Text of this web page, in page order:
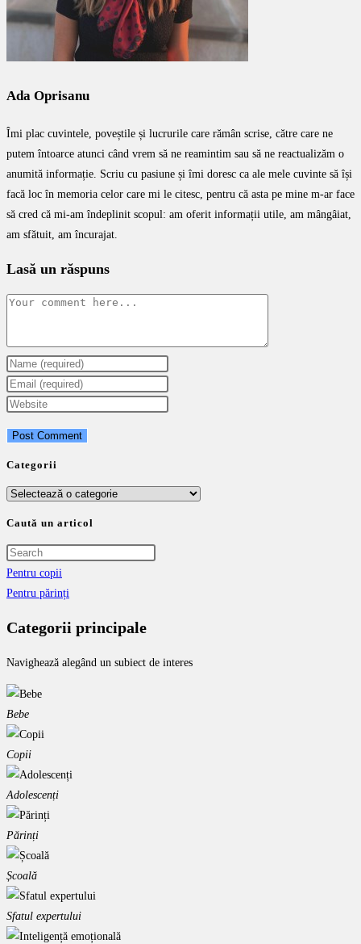
Ada Oprisanu
Îmi plac cuvintele, poveștile și lucrurile care rămân scrise, către care ne
putem întoarce atunci când vrem să ne reamintim sau să ne reactualizăm o
anumită informație. Scriu cu pasiune și îmi doresc ca ale mele cuvinte să își
facă loc în memoria celor care mi le citesc, pentru că asta pe mine m-ar face
să cred că mi-am îndeplinit scopul: am oferit informații utile, am mângâiat,
am sfătuit, am încurajat.
Lasă un răspuns
Comment
Enter
your
name
username
to
comment
Enter
your
address
to
comment
Enter
website
URL
(optional)
Categorii
Categorii
Caută un articol
Pentru copii
Pentru părinți
Categorii principale
Navighează alegând un subiect de interes
Bebe
Copii
Adolescenți
Părinți
Școală
Sfatul expertului